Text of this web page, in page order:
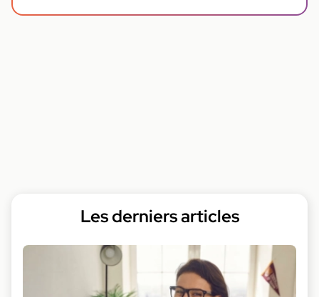
Les derniers articles